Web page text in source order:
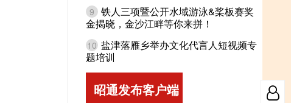
9 铁人三项暨公开水域游泳&桨板赛奖
金揭晓，金沙江畔等你来拼！
10 盐津落雁乡举办文化代言人短视频专
题培训
昭通发布客户端